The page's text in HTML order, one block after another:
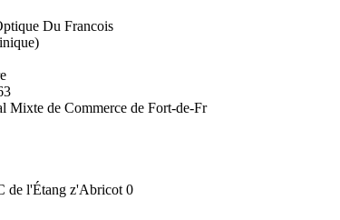
Du Francois
Mixte de Commerce de Fort-de-Fr
de l'Étang z'Abricot 0